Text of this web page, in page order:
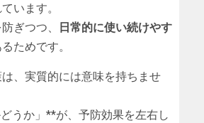
います。
ぎつつ、
日常的に使い続けやす
ためです。
、実質的には意味を持ちませ
うか」**が、予防効果を左右し